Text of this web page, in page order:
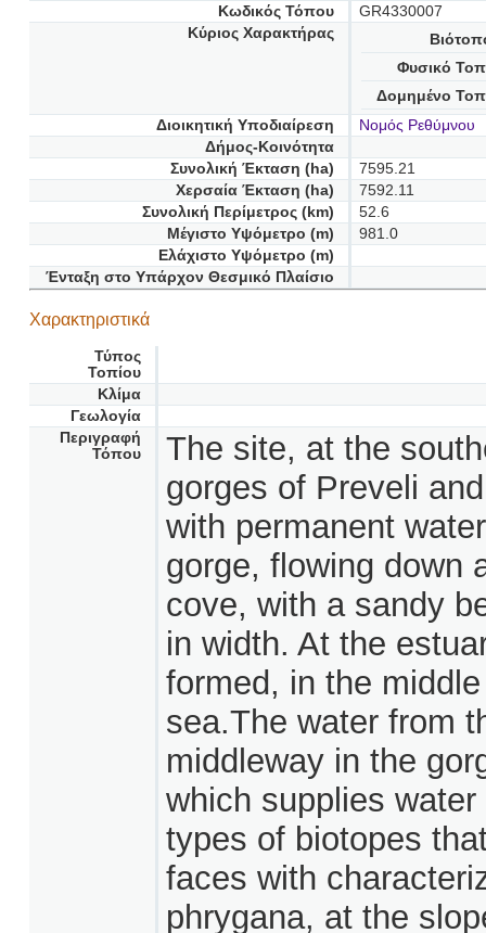
Κωδικός Τόπου
GR4330007
Κύριος Χαρακτήρας
Φυσικό
Δομημένο
Διοικητική Υποδιαίρεση
Νομός Ρεθύμνου
Δήμος-Κοινότητα
Συνολική Έκταση (ha)
7595.21
Χερσαία Έκταση (ha)
7592.11
Συνολική Περίμετρος (km)
52.6
Μέγιστο Υψόμετρο (m)
981.0
Ελάχιστο Υψόμετρο (m)
Ένταξη στο Υπάρχον Θεσμικό Πλαίσιο
Χαρακτηριστικά
Τύπος
Τοπίου
Κλίμα
Γεωλογία
Περιγραφή
Τόπου
The site, at the
gorges of Preveli
with permanent
gorge, flowing down
cove, with a sandy
in width. At the
formed, in the
sea.The water from
middleway in the
which supplies
types of biotopes
faces with
phrygana, at the